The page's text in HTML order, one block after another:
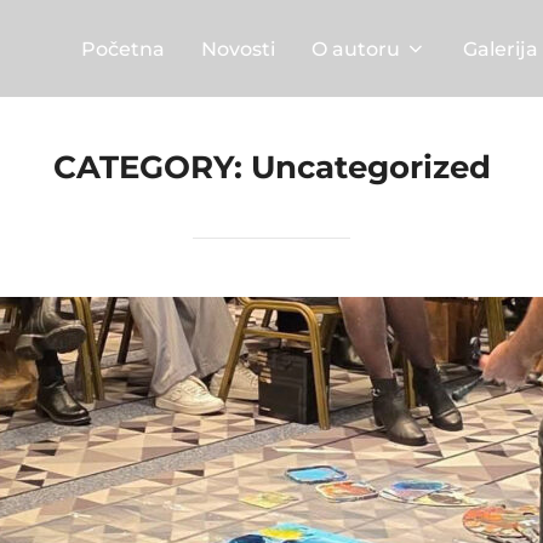
Početna Novosti O autoru Galerija
CATEGORY: Uncategorized